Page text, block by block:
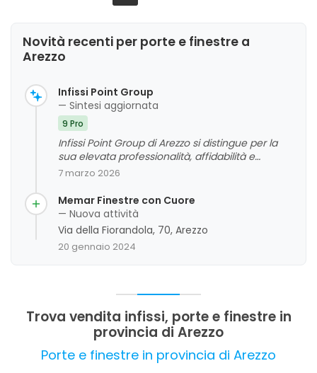
Novità recenti per porte e finestre a
Arezzo
Infissi Point Group
— Sintesi aggiornata
9 Pro
Infissi Point Group di Arezzo si distingue per la
sua elevata professionalità, affidabilità e
attenzione alle esigenze dei clienti. I feedback
cortese e prezzi competitivi, oltre a
un'installazione eseguita con competenza. La
clientela apprezza anche la vasta esposizione e
la disponibilità del personale, che contribuiscono
a un'esperienza complessivamente positiva. Si
tecnica, con alcuni spunti di miglioramento
7 marzo 2026
Memar Finestre con Cuore
— Nuova attività
Via della Fiorandola, 70, Arezzo
20 gennaio 2024
Trova vendita infissi, porte e finestre in
provincia di Arezzo
Porte e finestre in provincia di Arezzo